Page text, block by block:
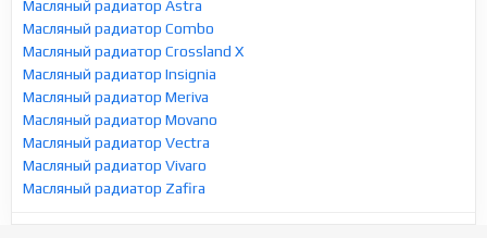
Масляный радиатор Astra
Масляный радиатор Combo
Масляный радиатор Crossland X
Масляный радиатор Insignia
Масляный радиатор Meriva
Масляный радиатор Movano
Масляный радиатор Vectra
Масляный радиатор Vivaro
Масляный радиатор Zafira